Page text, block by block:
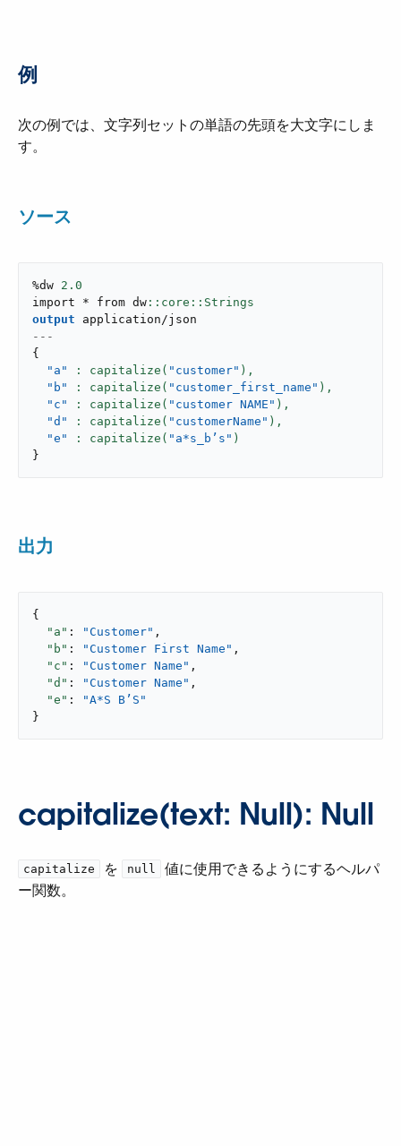
例
次の例では、文字列セットの単語の先頭を大文字にしま
す。
ソース
%dw 2.0
import * from dw
output
application/json
---
{
"a"
: capitalize( "customer" ),
"b"
: capitalize( "customer_first_name" ),
"c"
: capitalize( "customer NAME" ),
"d"
: capitalize( "customerName" ),
"e"
: capitalize( "a*s_b’s"
}
出力
{
"a" : "Customer" ,
"b" : "Customer First Name" ,
"c" : "Customer Name" ,
"d" : "Customer Name" ,
"e" :
"A*S B’S"
}
capitalize(text: Null): Null
capitalize ​ を ​ null
​ 値に使用できるようにするヘルパ
ー関数。